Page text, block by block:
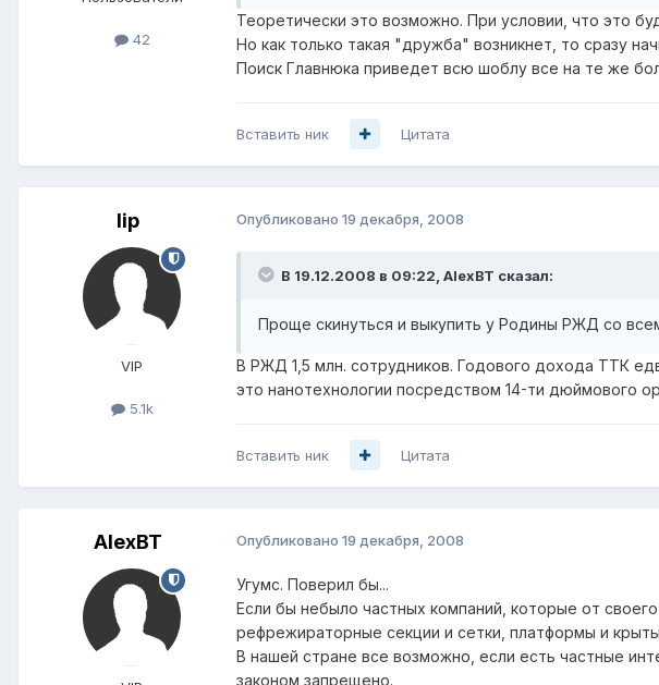
42
Теоретически это возможно. При условии, что это
Но как только такая "дружба" возникнет, то сразу
Поиск Главнюка приведет всю шоблу все на те же
Вставить ник Цитата
lip
VIP
5.1k
Опубликовано 19 декабря, 2008
В 19.12.2008 в 09:22, AlexBT сказал:
Проще скинуться и выкупить у Родины РЖД со
В РЖД 1,5 млн. сотрудников. Годового дохода ТТК
это нанотехнологии посредством 14-ти дюймового
Вставить ник Цитата
AlexBT Опубликовано 19 декабря, 2008
Угумс. Поверил бы...
Если бы небыло частных компаний, которые от
рефрежираторные секции и сетки, платформы и
В нашей стране все возможно, если есть частные
законом запрещено.